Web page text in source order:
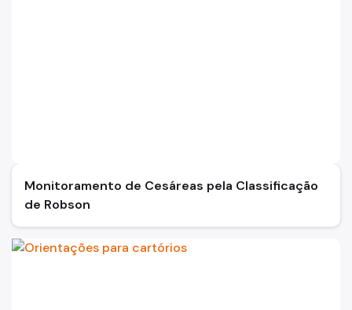
Monitoramento de Cesáreas pela Classificação
de Robson